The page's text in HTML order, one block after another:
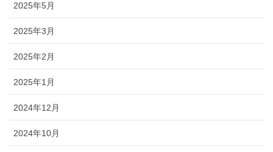
2025年5月
2025年3月
2025年2月
2025年1月
2024年12月
2024年10月